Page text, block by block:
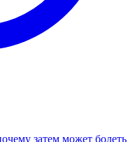
затем может болеть